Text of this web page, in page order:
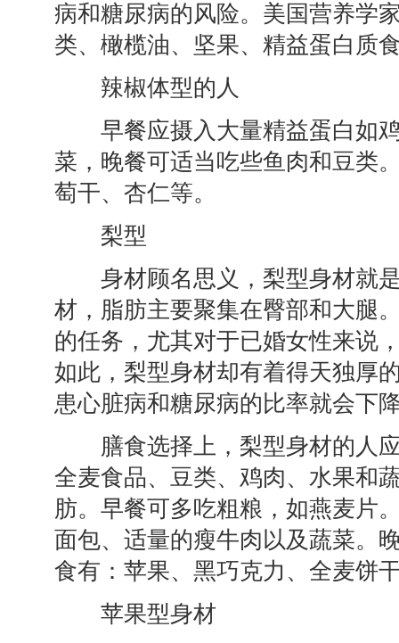
病和糖尿病的风险。美国营养学
类、橄榄油、坚果、精益蛋白质
辣椒体型的人
早餐应摄入大量精益蛋白如鸡
菜，晚餐可适当吃些鱼肉和豆类
萄干、杏仁等。
梨型
身材顾名思义，梨型身材就是
材，脂肪主要聚集在臀部和大腿
的任务，尤其对于已婚女性来说
如此，梨型身材却有着得天独厚
患心脏病和糖尿病的比率就会下
膳食选择上，梨型身材的人应
全麦食品、豆类、鸡肉、水果和
肪。早餐可多吃粗粮，如燕麦片
面包、适量的瘦牛肉以及蔬菜。
食有：苹果、黑巧克力、全麦饼
苹果型身材